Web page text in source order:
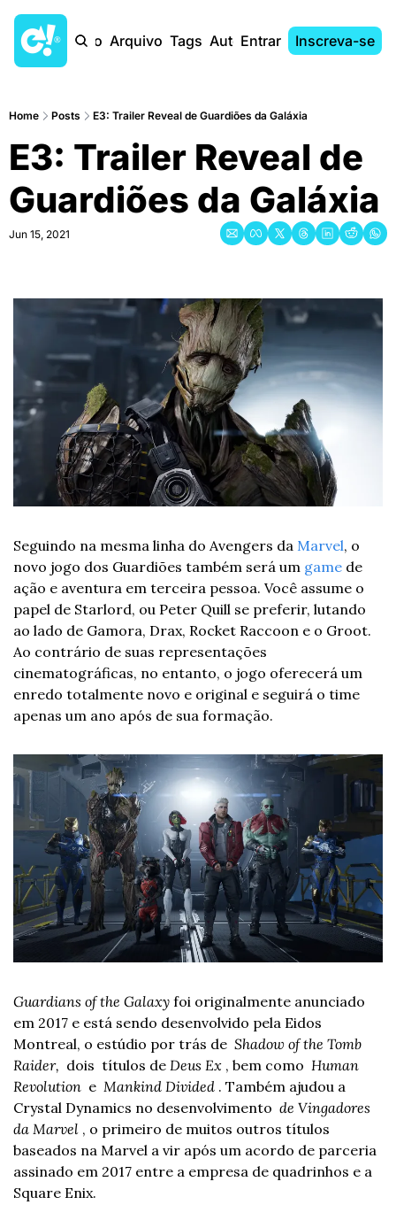
Início Arquivo Tags AutoresEntrar Inscreva-se
Home Posts E3: Trailer Reveal de Guardiões da Galáxia
E3: Trailer Reveal de
Guardiões da Galáxia
Jun 15, 2021
Seguindo na mesma linha do Avengers da Marvel, o
novo jogo dos Guardiões também será um game de
ação e aventura em terceira pessoa. Você assume o
papel de Starlord, ou Peter Quill se preferir, lutando
ao lado de Gamora, Drax, Rocket Raccoon e o Groot.
Ao contrário de suas representações
cinematográficas, no entanto, o jogo oferecerá um
enredo totalmente novo e original e seguirá o time
apenas um ano após de sua formação.
Guardians of the Galaxy foi originalmente anunciado
em 2017 e está sendo desenvolvido pela Eidos
Montreal, o estúdio por trás de Shadow of the Tomb
Raider, dois  títulos de Deus Ex , bem como Human
Revolution e Mankind Divided . Também ajudou a
Crystal Dynamics no desenvolvimento de Vingadores
da Marvel , o primeiro de muitos outros títulos
baseados na Marvel a vir após um acordo de parceria
assinado em 2017 entre a empresa de quadrinhos e a
Square Enix.